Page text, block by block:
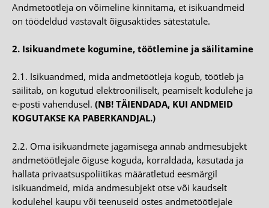
Andmetöötleja on võimeline kinnitama, et isikuandmeid
on töödeldud vastavalt õigusaktides sätestatule.
2. Isikuandmete kogumine, töötlemine ja säilitamine
2.1. Isikuandmed, mida andmetöötleja kogub, töötleb ja
säilitab, on kogutud elektrooniliselt, peamiselt kodulehe ja
e-posti vahendusel. (NB! TÄIENDADA, KUI ANDMEID
KOGUTAKSE KA PABERKANDJAL.)
2.2. Oma isikuandmete jagamisega annab andmesubjekt
andmetöötlejale õiguse koguda, korraldada, kasutada ja
hallata privaatsuspoliitikas määratletud eesmärgil
isikuandmeid, mida andmesubjekt otse või kaudselt
kodulehel kaupu või teenuseid ostes andmetöötlejale